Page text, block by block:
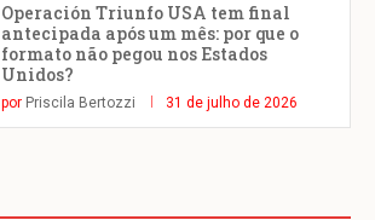
Operación Triunfo USA tem final
antecipada após um mês: por que o
formato não pegou nos Estados
Unidos?
por Priscila Bertozzi 31 de julho de 2026